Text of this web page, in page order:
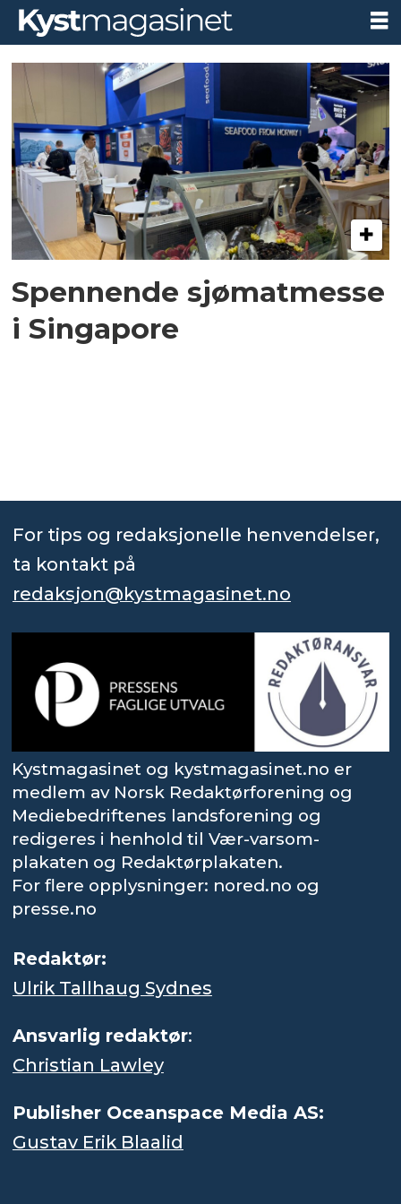
Tag:
seafood
expo
asia
Spennende sjømatmesse
i Singapore
For tips og redaksjonelle henvendelser,
ta kontakt på
redaksjon@kystmagasinet.no
Kystmagasinet og kystmagasinet.no er
medlem av Norsk Redaktørforening og
Mediebedriftenes landsforening og
redigeres i henhold til Vær-varsom-
plakaten og Redaktørplakaten.
For flere opplysninger: nored.no og
presse.no
Redaktør:
Ulrik Tallhaug Sydnes
Ansvarlig redaktør:
Christian Lawley
Publisher Oceanspace Media AS:
Gustav Erik Blaalid